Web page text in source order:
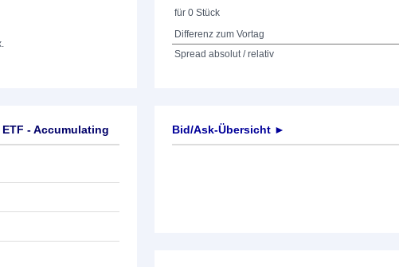
für 0 Stück
Differenz zum Vortag
Spread absolut / relativ
- Accumulating Bid/Ask-Übersicht ►